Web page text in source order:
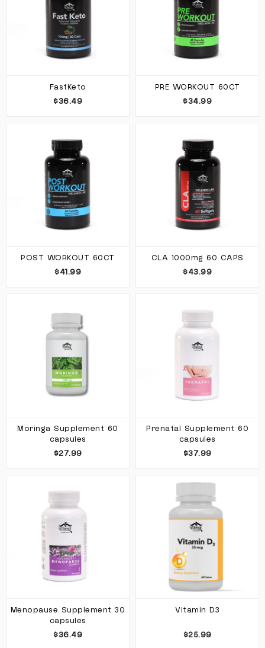
FastKeto
$36.49
PRE WORKOUT 60CT
$34.99
POST WORKOUT 60CT
$41.99
CLA 1000mg 60 CAPS
$43.99
Moringa Supplement 60
capsules
$27.99
Prenatal Supplement 60
capsules
$37.99
Menopause Supplement 30
capsules
$36.49
Vitamin D3
$25.99